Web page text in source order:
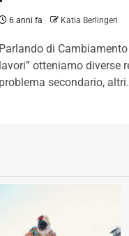
6 anni fa Katia Berlingeri
Parlando di
lavori” otteniamo diverse
problema secondario,